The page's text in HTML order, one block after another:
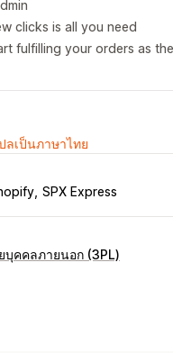
clicks is all you need
fulfilling your orders as
ลเป็นภาษาไทย
SPX Express
บุคคลภายนอก (3PL)
งซื้อ